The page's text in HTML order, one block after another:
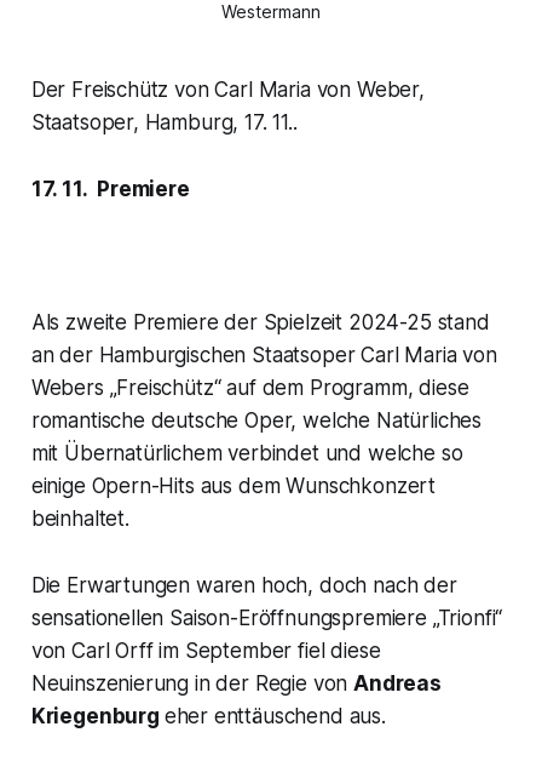
Westermann
Der Freischütz von Carl Maria von Weber,
Staatsoper, Hamburg, 17. 11..
17. 11. Premiere
Als zweite Premiere der Spielzeit 2024-25 stand
an der Hamburgischen Staatsoper Carl Maria von
Webers „Freischütz“ auf dem Programm, diese
romantische deutsche Oper, welche Natürliches
mit Übernatürlichem verbindet und welche so
einige Opern-Hits aus dem Wunschkonzert
beinhaltet.
Die Erwartungen waren hoch, doch nach der
sensationellen Saison-Eröffnungspremiere „Trionfi“
von Carl Orff im September fiel diese
Neuinszenierung in der Regie vonAndreas
Kriegenburg eher enttäuschend aus.